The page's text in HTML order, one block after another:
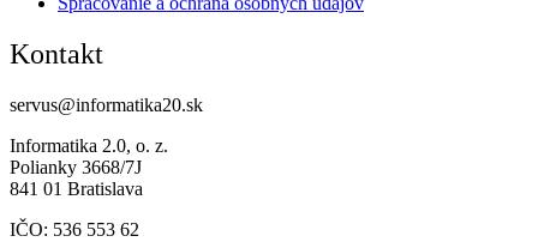
Kontakt
servus@informatika20.sk
Informatika 2.0, o. z.
Polianky 3668/7J
841 01 Bratislava
IČO: 536 553 62